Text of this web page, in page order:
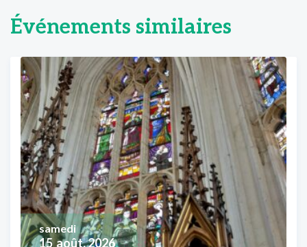
Événements similaires
15 août, 2026
samedi